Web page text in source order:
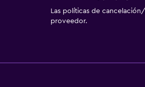
Las políticas de
proveedor.